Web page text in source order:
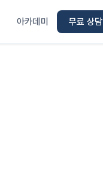
아카데미 무료 상담